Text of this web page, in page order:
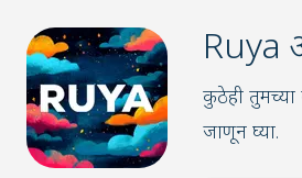
Ruya
कुठेही तुमच्या
जाणून घ्या.